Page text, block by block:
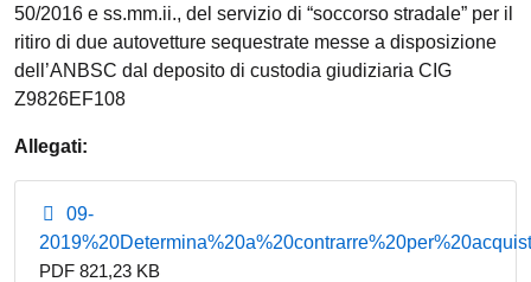
50/2016 e ss.mm.ii., del servizio di “soccorso stradale” per il
ritiro di due autovetture sequestrate messe a disposizione
dell’ANBSC dal deposito di custodia giudiziaria CIG
Z9826EF108
Allegati:
09-
PDF 821,23 KB